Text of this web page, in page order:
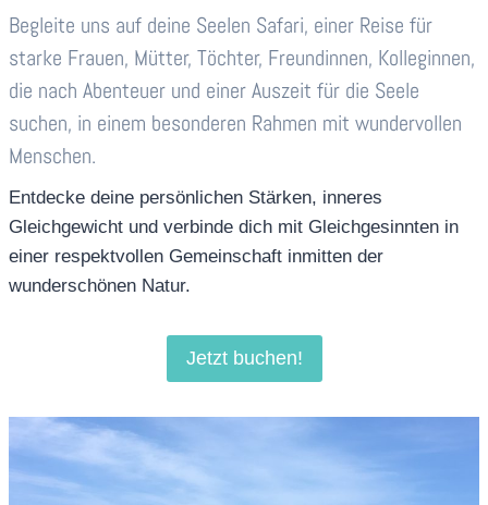
Begleite uns auf deine Seelen Safari, einer Reise für
starke Frauen, Mütter, Töchter, Freundinnen, Kolleginnen,
die nach Abenteuer und einer Auszeit für die Seele
suchen, in einem besonderen Rahmen mit wundervollen
Menschen.
Entdecke deine persönlichen Stärken, inneres
Gleichgewicht und verbinde dich mit Gleichgesinnten in
einer respektvollen Gemeinschaft inmitten der
wunderschönen Natur.
Jetzt buchen!